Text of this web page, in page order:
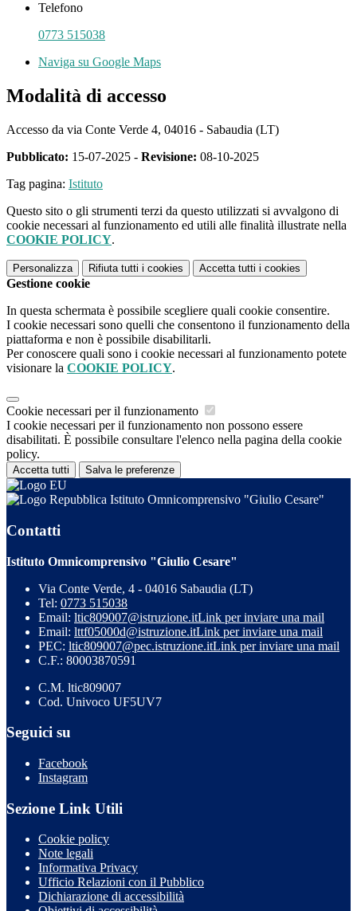
Telefono
0773 515038
Naviga su Google Maps
Modalità di accesso
Accesso da via Conte Verde 4, 04016 - Sabaudia (LT)
Pubblicato: 15-07-2025 - Revisione: 08-10-2025
Tag pagina: Istituto
Questo sito o gli strumenti terzi da questo utilizzati si avvalgono di
cookie necessari al funzionamento ed utili alle finalità illustrate nella
COOKIE POLICY.
Personalizza Rifiuta tutti i cookies Accetta tutti i cookies
Gestione cookie
In questa schermata è possibile scegliere quali cookie consentire.
I cookie necessari sono quelli che consentono il funzionamento della
piattaforma e non è possibile disabilitarli.
Per conoscere quali sono i cookie necessari al funzionamento potete
visionare la COOKIE POLICY.
Cookie necessari per il funzionamento
I cookie necessari per il funzionamento non possono essere
disabilitati. È possibile consultare l'elenco nella pagina della cookie
policy.
Accetta tutti Salva le preferenze
Istituto Omnicomprensivo "Giulio Cesare"
Contatti
Istituto Omnicomprensivo "Giulio Cesare"
Via Conte Verde, 4 - 04016 Sabaudia (LT)
Tel: 0773 515038
Email: ltic809007@istruzione.itLink per inviare una mail
Email: lttf05000d@istruzione.itLink per inviare una mail
PEC: ltic809007@pec.istruzione.itLink per inviare una mail
C.F.: 80003870591
C.M. ltic809007
Cod. Univoco UF5UV7
Seguici su
Facebook
Instagram
Sezione Link Utili
Cookie policy
Note legali
Informativa Privacy
Ufficio Relazioni con il Pubblico
Dichiarazione di accessibilità